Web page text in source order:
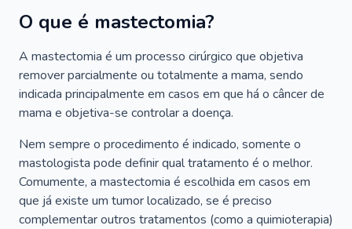
O que é mastectomia?
A mastectomia é um processo cirúrgico que objetiva
remover parcialmente ou totalmente a mama, sendo
indicada principalmente em casos em que há o câncer de
mama e objetiva-se controlar a doença.
Nem sempre o procedimento é indicado, somente o
mastologista pode definir qual tratamento é o melhor.
Comumente, a mastectomia é escolhida em casos em
que já existe um tumor localizado, se é preciso
complementar outros tratamentos (como a quimioterapia)